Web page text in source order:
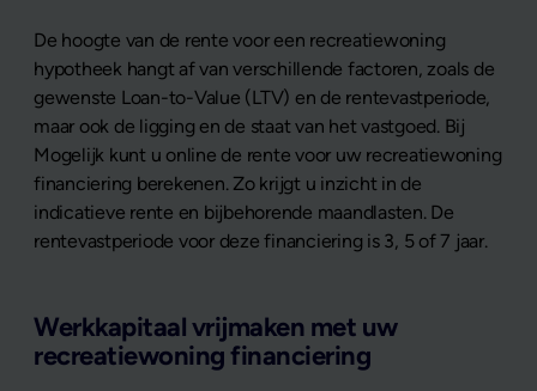
De hoogte van de rente voor een recreatiewoning
hypotheek hangt af van verschillende factoren, zoals de
gewenste Loan-to-Value (LTV) en de rentevastperiode,
maar ook de ligging en de staat van het vastgoed. Bij
Mogelijk kunt u online de rente voor uw recreatiewoning
financiering berekenen. Zo krijgt u inzicht in de
indicatieve rente en bijbehorende maandlasten. De
rentevastperiode voor deze financiering is 3, 5 of 7 jaar.
Werkkapitaal vrijmaken met uw
recreatiewoning financiering